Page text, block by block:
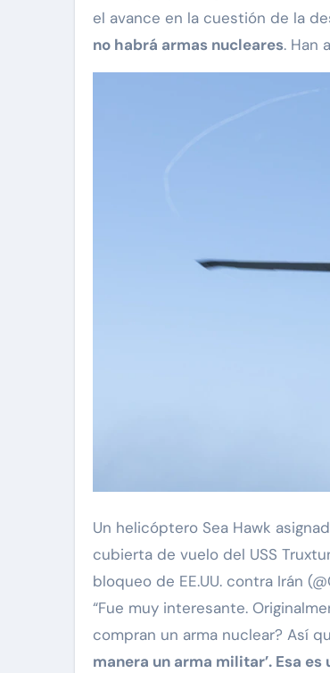
el avance en la cuestión de la
no habrá armas nucleares.​​ Han
Un helicóptero Sea Hawk
cubierta de vuelo del USS
bloqueo de EE.UU. contra Irán
“Fue muy interesante.
compran un arma nuclear? Así
manera un arma militar’. Esa